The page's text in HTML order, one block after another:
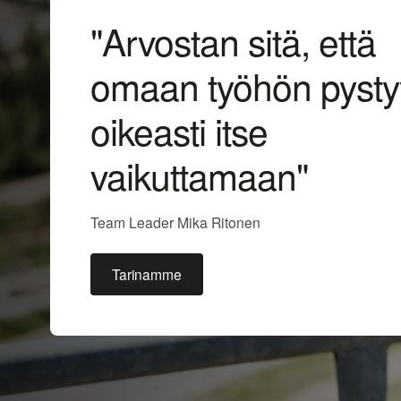
"Arvostan sitä, että
omaan työhön
oikeasti itse
vaikuttamaan"
Team Leader Mika Ritonen
Tarinamme